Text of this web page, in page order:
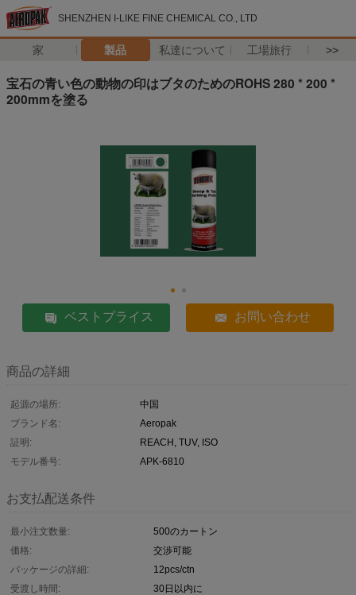
SHENZHEN I-LIKE FINE CHEMICAL CO., LTD
家 製品 私達について 工場旅行 >>
宝石の青い色の動物の印はブタのためのROHS 280 * 200 *
200mmを塗る
ベストプライス お問い合わせ
商品の詳細
起源の場所:
中国
ブランド名:
Aeropak
証明:
REACH, TUV, ISO
モデル番号:
APK-6810
お支払配送条件
最小注文数量:
500のカートン
価格:
交渉可能
パッケージの詳細:
12pcs/ctn
受渡し時間:
30日以内に